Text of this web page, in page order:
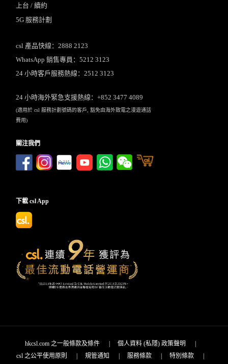
上台 / 續約
5G 服務計劃
csl 產品快線：2888 2123
WhatsApp 銷售專員：5212 3123
24 小時客戶服務熱線：2512 3123
24 小時海外緊急支援熱線：+852 3477 4089
(適用於 csl 服務計劃號碼的客戶, 豁免由海外致電之漫遊通話
費用)
關注我們
下載 csl App
hkcsl.com 之一般條款及條件| 個人資料 (私隱) 政策聲明
csl 之公平使用原則
規管通知 服務條款 特別條款